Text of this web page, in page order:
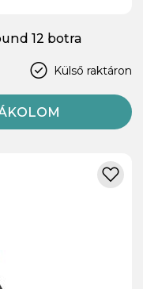
12 botra
Külső raktáron